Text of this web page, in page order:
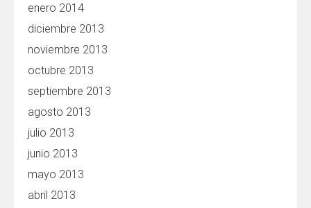
enero 2014
diciembre 2013
noviembre 2013
octubre 2013
septiembre 2013
agosto 2013
julio 2013
junio 2013
mayo 2013
abril 2013